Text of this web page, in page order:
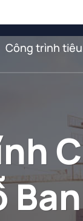
Công trình